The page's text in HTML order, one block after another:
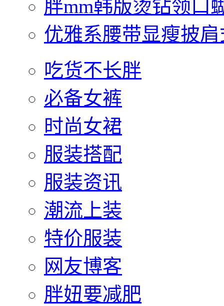
胖mm韩版烫钻领口
优雅系腰带显瘦披
吃货不长胖
必备女裤
时尚女裙
服装搭配
服装资讯
潮流上装
特价服装
网友博客
胖妞要减肥